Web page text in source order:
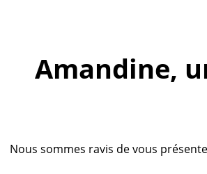
Amandine,
Nous sommes ravis de vous